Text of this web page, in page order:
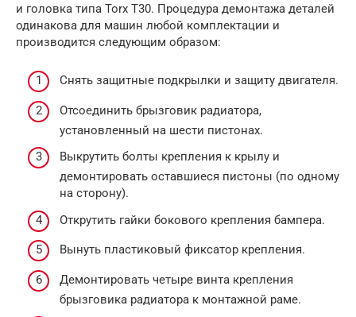
и головка типа Torx T30. Процедура демонтажа деталей
одинакова для машин любой комплектации и
производится следующим образом:
Снять защитные подкрылки и защиту двигателя.
Отсоединить брызговик радиатора,
установленный на шести пистонах.
Выкрутить болты крепления к крылу и
демонтировать оставшиеся пистоны (по одному
на сторону).
Открутить гайки бокового крепления бампера.
Вынуть пластиковый фиксатор крепления.
Демонтировать четыре винта крепления
брызговика радиатора к монтажной раме.